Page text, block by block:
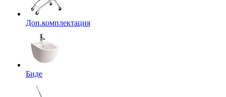
Доп.комплектация
Биде